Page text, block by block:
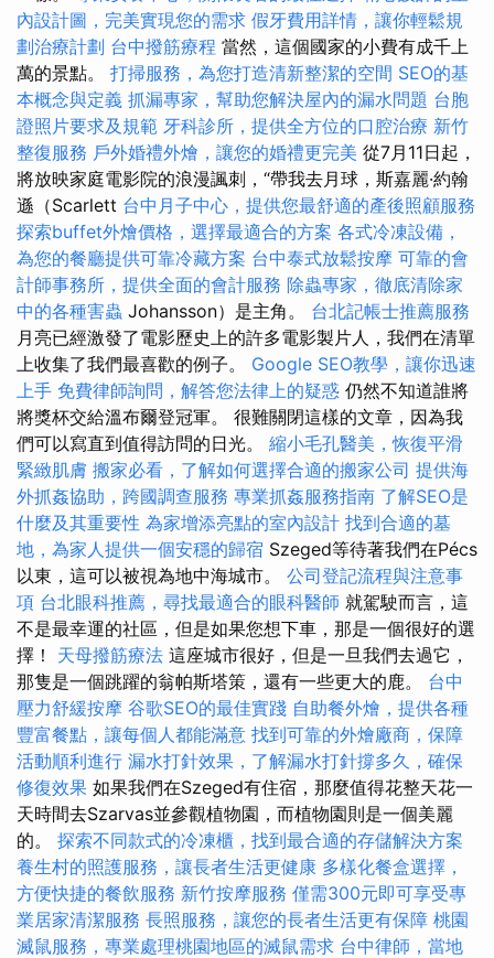
內設計圖，完美實現您的需求 假牙費用詳情，讓你輕鬆規
劃治療計劃 台中撥筋療程 當然，這個國家的小費有成千上
萬的景點。 打掃服務，為您打造清新整潔的空間 SEO的基
本概念與定義 抓漏專家，幫助您解決屋內的漏水問題 台胞
證照片要求及規範 牙科診所，提供全方位的口腔治療 新竹
整復服務 戶外婚禮外燴，讓您的婚禮更完美 從7月11日起，
將放映家庭電影院的浪漫諷刺，“帶我去月球，斯嘉麗·約翰
遜（Scarlett 台中月子中心，提供您最舒適的產後照顧服務
探索buffet外燴價格，選擇最適合的方案 各式冷凍設備，
為您的餐廳提供可靠冷藏方案 台中泰式放鬆按摩 可靠的會
計師事務所，提供全面的會計服務 除蟲專家，徹底清除家
中的各種害蟲 Johansson）是主角。 台北記帳士推薦服務
月亮已經激發了電影歷史上的許多電影製片人，我們在清單
上收集了我們最喜歡的例子。 Google SEO教學，讓你迅速
上手 免費律師詢問，解答您法律上的疑惑 仍然不知道誰將
將獎杯交給溫布爾登冠軍。 很難關閉這樣的文章，因為我
們可以寫直到值得訪問的日光。 縮小毛孔醫美，恢復平滑
緊緻肌膚 搬家必看，了解如何選擇合適的搬家公司 提供海
外抓姦協助，跨國調查服務 專業抓姦服務指南 了解SEO是
什麼及其重要性 為家增添亮點的室內設計 找到合適的墓
地，為家人提供一個安穩的歸宿 Szeged等待著我們在Pécs
以東，這可以被視為地中海城市。 公司登記流程與注意事
項 台北眼科推薦，尋找最適合的眼科醫師 就駕駛而言，這
不是最幸運的社區，但是如果您想下車，那是一個很好的選
擇！ 天母撥筋療法 這座城市很好，但是一旦我們去過它，
那隻是一個跳躍的翁帕斯塔策，還有一些更大的鹿。 台中
壓力舒緩按摩 谷歌SEO的最佳實踐 自助餐外燴，提供各種
豐富餐點，讓每個人都能滿意 找到可靠的外燴廠商，保障
活動順利進行 漏水打針效果，了解漏水打針撐多久，確保
修復效果 如果我們在Szeged有住宿，那麼值得花整天花一
天時間去Szarvas並參觀植物園，而植物園則是一個美麗
的。 探索不同款式的冷凍櫃，找到最合適的存儲解決方案
養生村的照護服務，讓長者生活更健康 多樣化餐盒選擇，
方便快捷的餐飲服務 新竹按摩服務 僅需300元即可享受專
業居家清潔服務 長照服務，讓您的長者生活更有保障 桃園
滅鼠服務，專業處理桃園地區的滅鼠需求 台中律師，當地